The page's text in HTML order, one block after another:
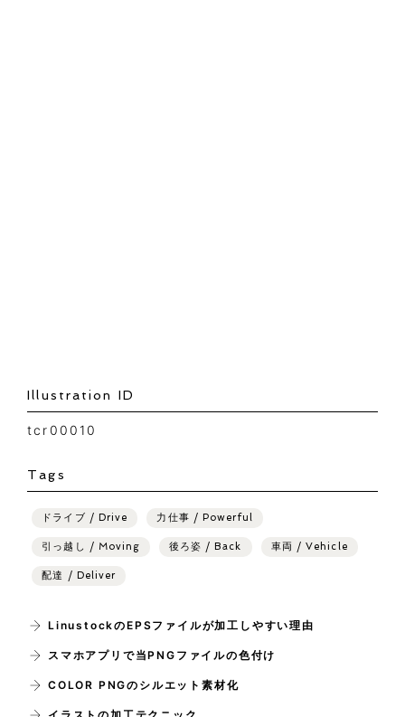
Illustration ID
tcr00010
Tags
ドライブ / Drive 力仕事 / Powerful
引っ越し / Moving 後ろ姿 / Back 車両 / Vehicle
配達 / Deliver
LinustockのEPSファイルが加工しやすい理由
スマホアプリで当PNGファイルの色付け
COLOR PNGのシルエット素材化